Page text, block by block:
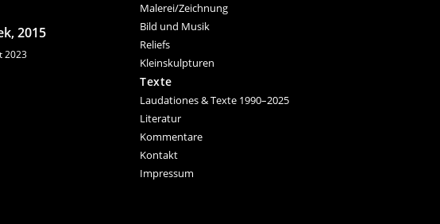
2015
2023
Malerei/Zeichnung
Bild und Musik
Reliefs
Kleinskulpturen
Texte
Laudationes & Texte 1990–2025
Literatur
Kommentare
Kontakt
Impressum